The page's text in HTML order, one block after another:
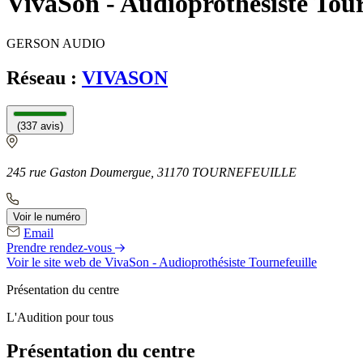
GERSON AUDIO
Réseau : VIVASON
(337 avis)
245 rue Gaston Doumergue, 31170 TOURNEFEUILLE
Voir le numéro
Email
Prendre rendez-vous
Voir le site web de VivaSon - Audioprothésiste Tournefeuille
Présentation du centre
L'Audition pour tous
Présentation du centre